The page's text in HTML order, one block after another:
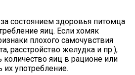
состоянием здоровья питомца
яиц. Если хомяк
плохого самочувствия
расстройство желудка и пр.),
количество яиц в рационе или
их употребление.